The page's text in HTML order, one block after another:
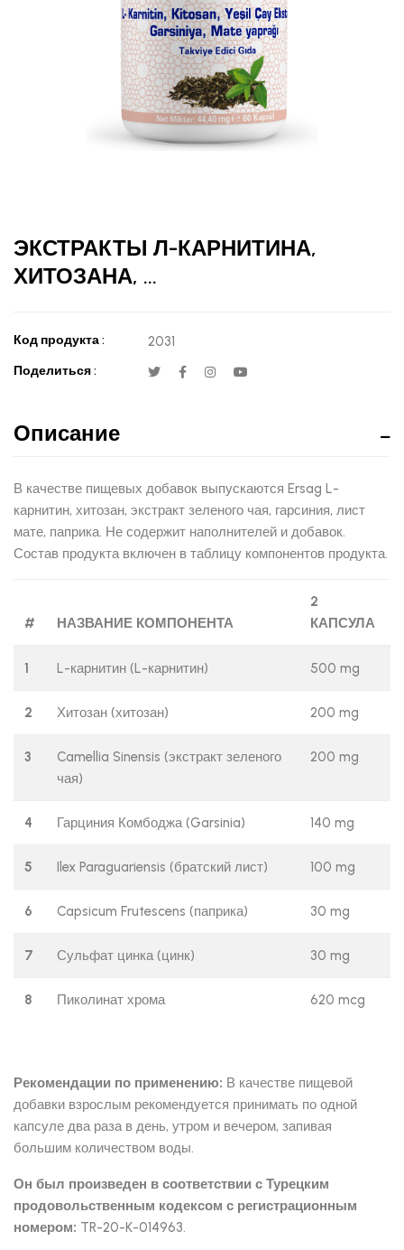
ЭКСТРАКТЫ Л-КАРНИТИНА,
ХИТОЗАНА, ...
Код продукта : 2031
Поделиться :
Описание
В качестве пищевых добавок выпускаются Ersag L-
карнитин, хитозан, экстракт зеленого чая, гарсиния, лист
мате, паприка. Не содержит наполнителей и добавок.
Состав продукта включен в таблицу компонентов продукта.
# НАЗВАНИЕ КОМПОНЕНТА
2
КАПСУЛА
1 L-карнитин (L-карнитин) 500 mg
2 Хитозан (хитозан) 200 mg
3
Camellia Sinensis (экстракт зеленого
чая)
200 mg
4 Гарциния Комбоджа (Garsinia) 140 mg
5 Ilex Paraguariensis (братский лист) 100 mg
6 Capsicum Frutescens (паприка) 30 mg
7 Сульфат цинка (цинк) 30 mg
8 Пиколинат хрома 620 mcg
Рекомендации по применению: В качестве пищевой
добавки взрослым рекомендуется принимать по одной
капсуле два раза в день, утром и вечером, запивая
большим количеством воды.
Он был произведен в соответствии с Турецким
продовольственным кодексом с регистрационным
номером: TR-20-K-014963.